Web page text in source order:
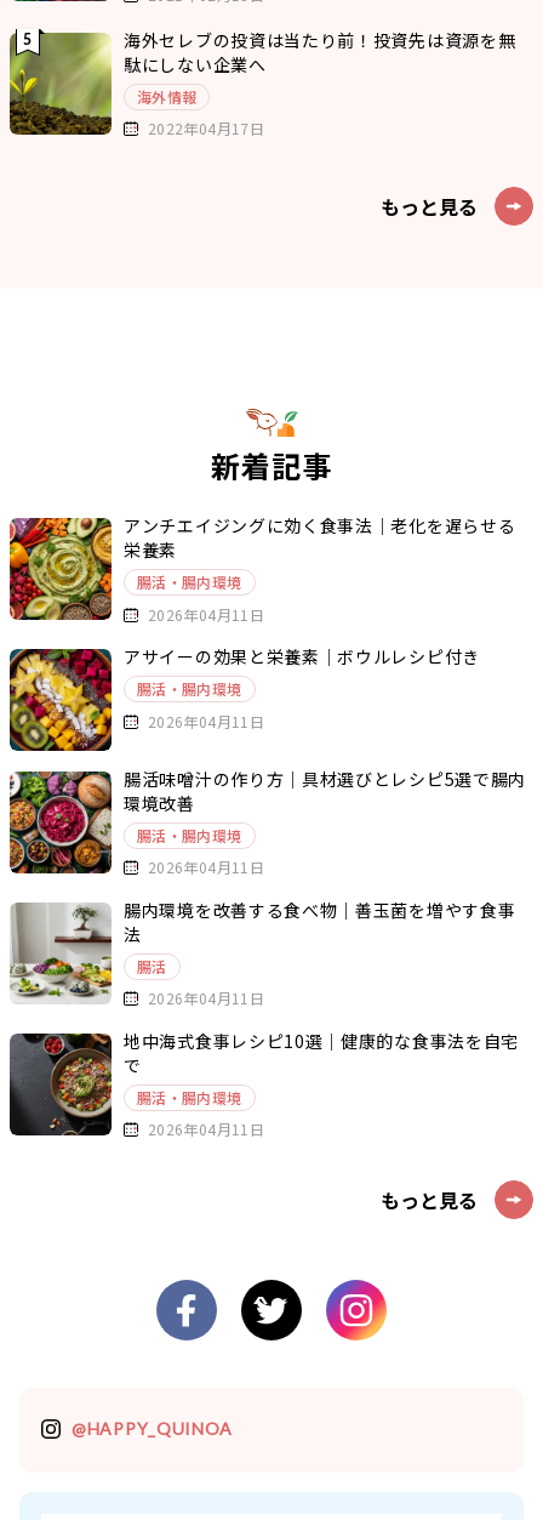
海外セレブの投資は当たり前！投資先は資源を無
駄にしない企業へ
海外情報
2022年04月17日
もっと見る
新着記事
アンチエイジングに効く食事法｜老化を遅らせる
栄養素
腸活・腸内環境
2026年04月11日
アサイーの効果と栄養素｜ボウルレシピ付き
腸活・腸内環境
2026年04月11日
腸活味噌汁の作り方｜具材選びとレシピ5選で腸内
環境改善
腸活・腸内環境
2026年04月11日
腸内環境を改善する食べ物｜善玉菌を増やす食事
法
腸活
2026年04月11日
地中海式食事レシピ10選｜健康的な食事法を自宅
で
腸活・腸内環境
2026年04月11日
もっと見る
@HAPPY_QUINOA